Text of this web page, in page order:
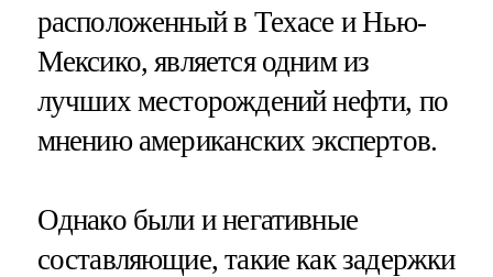
расположенный в Техасе и Нью-
Мексико, является одним из
лучших месторождений нефти, по
мнению американских экспертов.
Однако были и негативные
составляющие, такие как задержки